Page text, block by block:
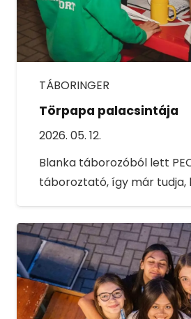
TÁBORINGER
Törpapa palacsintája
2026. 05. 12.
Blanka táborozóból lett
táboroztató, így már tudja,